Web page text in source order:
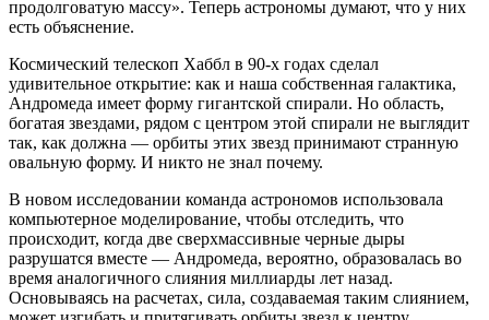
продолговатую массу». Теперь астрономы думают, что у них
есть объяснение.
Космический телескоп Хаббл в 90-х годах сделал
удивительное открытие: как и наша собственная галактика,
Андромеда имеет форму гигантской спирали. Но область,
богатая звездами, рядом с центром этой спирали не выглядит
так, как должна — орбиты этих звезд принимают странную
овальную форму. И никто не знал почему.
В новом исследовании команда астрономов использовала
компьютерное моделирование, чтобы отследить, что
происходит, когда две сверхмассивные черные дыры
разрушатся вместе — Андромеда, вероятно, образовалась во
время аналогичного слияния миллиарды лет назад.
Основываясь на расчетах, сила, создаваемая таким слиянием,